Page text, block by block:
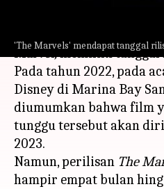
'The Marvels' mendapat tanggal
Marvel,memiliki tanggal
Pada tahun 2022, pada
Disney di Marina Bay
diumumkan bahwa film
tunggu tersebut akan
2023.
Namun, perilisan The
hampir empat bulan